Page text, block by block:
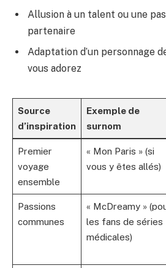
Allusion à un talent ou une
partenaire
Adaptation d’un personnage
vous adorez
Source
d’inspiration
Exemple de
surnom
Premier
voyage
ensemble
« Mon Paris » (si
vous y êtes allés)
Passions
communes
« McDreamy »
les fans de séries
médicales)